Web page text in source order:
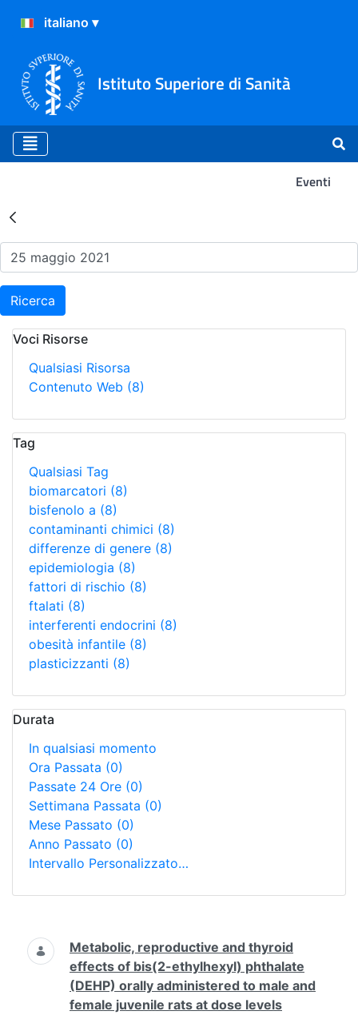
Istituto Superiore di Sanità
Eventi
Risultati della Ricerca -
Ricerca
Voci Risorse
Qualsiasi Risorsa
Contenuto Web (8)
Tag
Qualsiasi Tag
biomarcatori (8)
bisfenolo a (8)
contaminanti chimici (8)
differenze di genere (8)
epidemiologia (8)
fattori di rischio (8)
ftalati (8)
interferenti endocrini (8)
obesità infantile (8)
plasticizzanti (8)
Durata
In qualsiasi momento
Ora Passata (0)
Passate 24 Ore (0)
Settimana Passata (0)
Mese Passato (0)
Anno Passato (0)
Intervallo Personalizzato…
Ricerca
Metabolic, reproductive and thyroid
effects of bis(2-ethylhexyl) phthalate
(DEHP) orally administered to male and
female juvenile rats at dose levels